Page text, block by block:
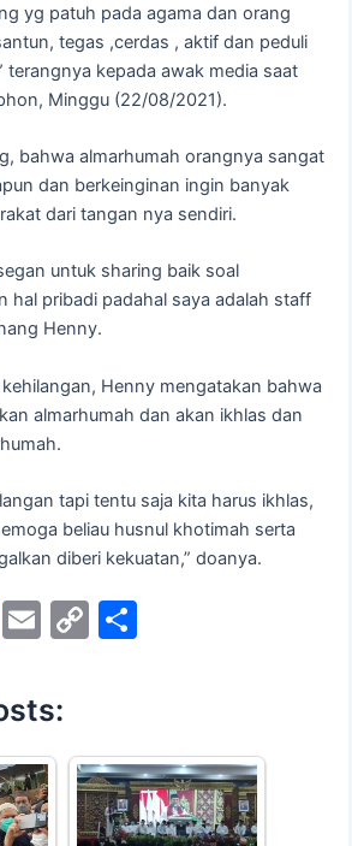
yg patuh pada agama dan orang
tegas ,cerdas , aktif dan peduli
terangnya kepada awak media saat
Minggu (22/08/2021).
bahwa almarhumah orangnya sangat
dan berkeinginan ingin banyak
dari tangan nya sendiri.
untuk sharing baik soal
hal pribadi padahal saya adalah staff
Henny.
Henny mengatakan bahwa
almarhumah dan akan ikhlas dan
tapi tentu saja kita harus ikhlas,
beliau husnul khotimah serta
diberi kekuatan,” doanya.
E
ai
l
C
Li
n
S